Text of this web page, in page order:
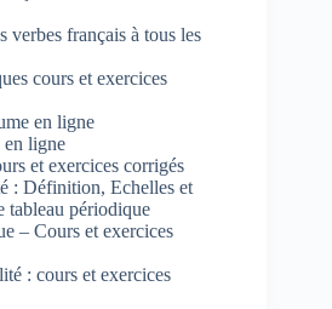
verbes français à tous les
cours et exercices
en ligne
en ligne
et exercices corrigés
: Définition, Echelles et
tableau périodique
– Cours et exercices
: cours et exercices